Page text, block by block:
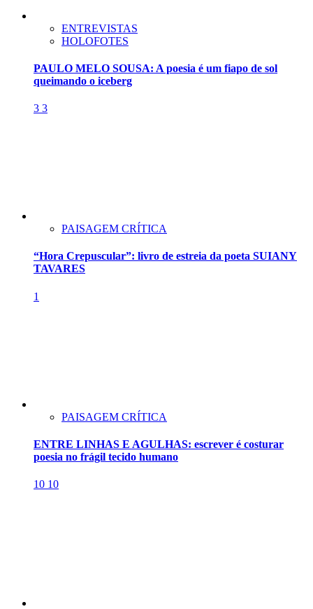
ENTREVISTAS
HOLOFOTES
PAULO MELO SOUSA: A poesia é um fiapo de sol
queimando o iceberg
3 3
PAISAGEM CRÍTICA
“Hora Crepuscular”: livro de estreia da poeta SUIANY
TAVARES
1
PAISAGEM CRÍTICA
ENTRE LINHAS E AGULHAS: escrever é costurar
poesia no frágil tecido humano
10 10